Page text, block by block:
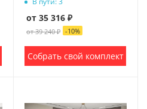
от 35 316 ₽
от 39 240 ₽ -10%
Собрать свой комплект